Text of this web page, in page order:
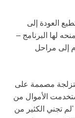
العودة إلى
لها البرنامج –
إلى مراحل